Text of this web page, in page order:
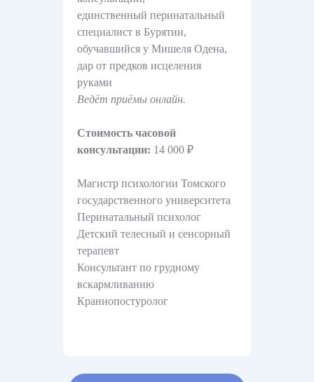
единственный перинатальный
специалист в Бурятии,
обучавшийся у Мишеля Одена,
дар от предков исцеления
руками
Ведёт приёмы онлайн.
Стоимость часовой
консультации: 14 000 ₽
Магистр психологии Томского
государственного университета
Перинатальный психолог
Детский телесный и сенсорный
терапевт
Консультант по грудному
вскармливанию
Краниопостуролог